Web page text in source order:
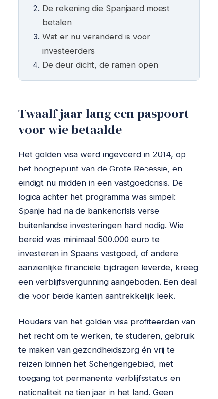
De rekening die Spanjaard moest
betalen
Wat er nu veranderd is voor
investeerders
De deur dicht, de ramen open
Twaalf jaar lang een paspoort
voor wie betaalde
Het golden visa werd ingevoerd in 2014, op
het hoogtepunt van de Grote Recessie, en
eindigt nu midden in een vastgoedcrisis. De
logica achter het programma was simpel:
Spanje had na de bankencrisis verse
buitenlandse investeringen hard nodig. Wie
bereid was minimaal 500.000 euro te
investeren in Spaans vastgoed, of andere
aanzienlijke financiële bijdragen leverde, kreeg
een verblijfsvergunning aangeboden. Een deal
die voor beide kanten aantrekkelijk leek.
Houders van het golden visa profiteerden van
het recht om te werken, te studeren, gebruik
te maken van gezondheidszorg én vrij te
reizen binnen het Schengengebied, met
toegang tot permanente verblijfsstatus en
nationaliteit na tien jaar in het land. Geen